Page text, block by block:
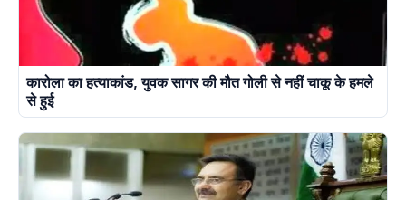
कारोला का हत्याकांड, युवक सागर की मौत गोली से नहीं चाकू के हमले
से हुई